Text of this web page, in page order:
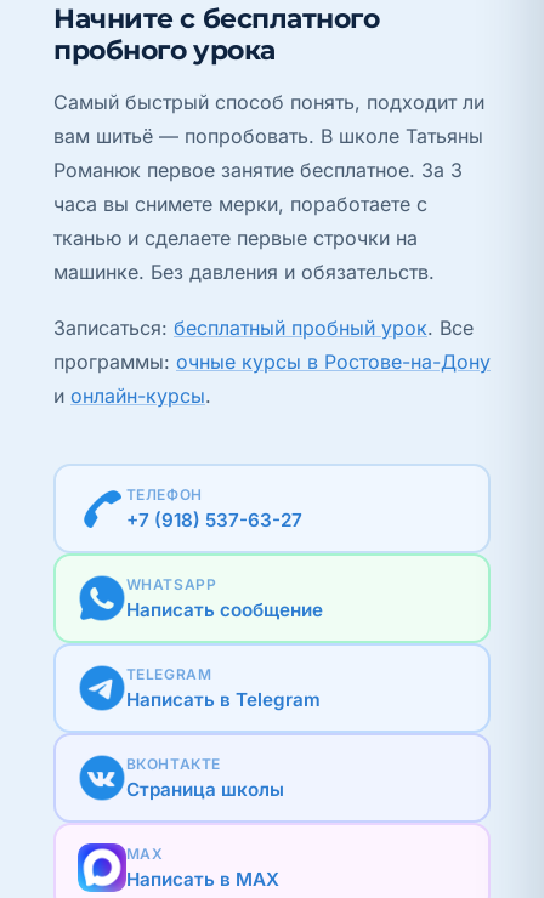
Начните с бесплатного
пробного урока
Самый быстрый способ понять, подходит ли
вам шитьё — попробовать. В школе Татьяны
Романюк первое занятие бесплатное. За 3
часа вы снимете мерки, поработаете с
тканью и сделаете первые строчки на
машинке. Без давления и обязательств.
Записаться: бесплатный пробный урок. Все
программы: очные курсы в Ростове-на-Дону
и онлайн-курсы.
ТЕЛЕФОН
+7 (918) 537-63-27
WHATSAPP
Написать сообщение
TELEGRAM
Написать в Telegram
ВКОНТАКТЕ
Страница школы
MAX
Написать в MAX